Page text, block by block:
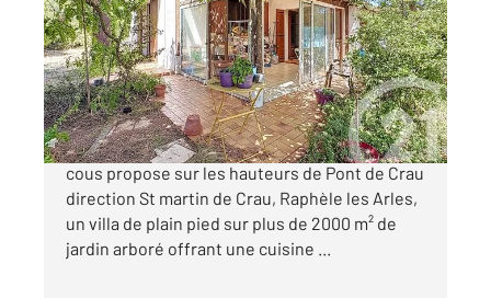
Ref : 4153
Maison à vendre
290 000 €
Votre Agence Century21 Arelate Immo à Arles
cous propose sur les hauteurs de Pont de Crau
direction St martin de Crau, Raphèle les Arles,
un villa de plain pied sur plus de 2000 m² de
jardin arboré offrant une cuisine ...